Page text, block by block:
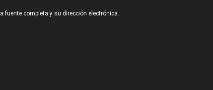
fuente completa y su dirección electrónica.